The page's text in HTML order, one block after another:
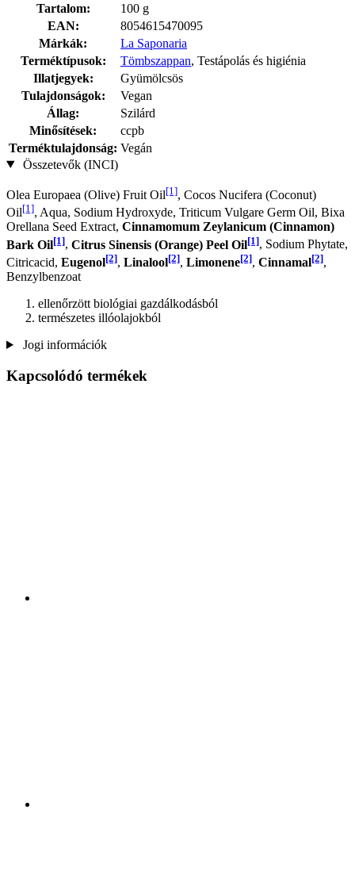
Tartalom:
100 g
EAN:
8054615470095
Márkák:
La Saponaria
Terméktípusok:
Tömbszappan, Testápolás és higiénia
Illatjegyek:
Gyümölcsös
Tulajdonságok:
Vegan
Állag:
Szilárd
Minősítések:
ccpb
Terméktulajdonság: Vegán
Összetevők (INCI)
Olea Europaea (Olive) Fruit Oil[1], Cocos Nucifera (Coconut)
Oil[1], Aqua, Sodium Hydroxyde, Triticum Vulgare Germ Oil, Bixa
Orellana Seed Extract, Cinnamomum Zeylanicum (Cinnamon)
Bark Oil[1], Citrus Sinensis (Orange) Peel Oil[1], Sodium Phytate,
Citricacid, Eugenol[2], Linalool[2], Limonene[2], Cinnamal[2],
Benzylbenzoat
ellenőrzött biológiai gazdálkodásból
természetes illóolajokból
Jogi információk
Kapcsolódó termékek